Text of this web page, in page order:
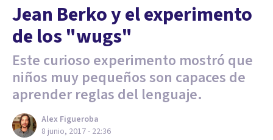
Jean Berko y el experimento
de los "wugs"
Este curioso experimento mostró que
niños muy pequeños son capaces de
aprender reglas del lenguaje.
Alex Figueroba
8 junio, 2017 - 22:36